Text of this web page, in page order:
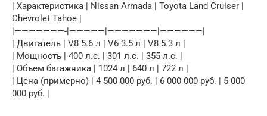
| Характеристика | Nissan Armada | Toyota Land Cruiser |
Chevrolet Tahoe |
|———————-|—————|———————|——————|
| Двигатель | V8 5.6 л | V6 3.5 л | V8 5.3 л |
| Мощность | 400 л.с. | 301 л.с. | 355 л.с. |
| Объем багажника | 1024 л | 640 л | 722 л |
| Цена (примерно) | 4 500 000 руб. | 6 000 000 руб. | 5 000
000 руб. |